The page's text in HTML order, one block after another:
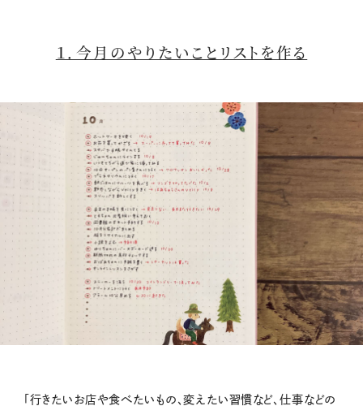
１．今月のやりたいことリストを作る
「行きたいお店や食べたいもの、変えたい習慣など、仕事などの